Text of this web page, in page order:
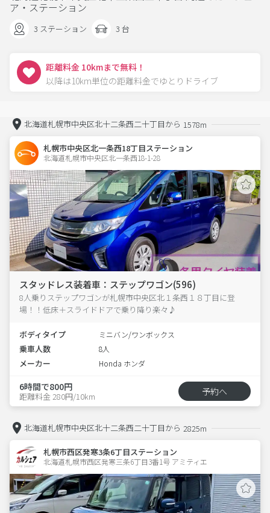
ア・ステーション
3 ステーション 3 台
距離料金 10kmまで無料！
以降は10km単位の距離料金でゆとりドライブ
北海道札幌市中央区北十二条西二十丁目から 1578m
札幌市中央区北一条西18丁目ステーション
北海道札幌市中央区北一条西18-1-28
スタッドレス装着車：ステップワゴン(596)
8人乗りステップワゴンが札幌市中央区北１条西１８丁目に登
場！！低床＋スライドドアで乗り降り楽々♪
ボディタイプ ミニバン/ワンボックス
乗車人数 8人
メーカー Honda ホンダ
6時間で800円
距離料金 280円/10km 予約へ
北海道札幌市中央区北十二条西二十丁目から 2825m
札幌市西区発寒3条6丁目ステーション
北海道札幌市西区発寒三条6丁目3番1号 アミティエ